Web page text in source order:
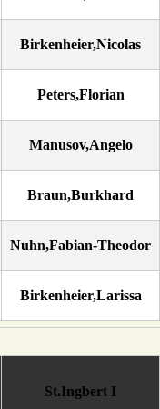
Birkenheier,Nicolas
Peters,Florian
Manusov,Angelo
Braun,Burkhard
Nuhn,Fabian-Theodor
Birkenheier,Larissa
St.Ingbert I